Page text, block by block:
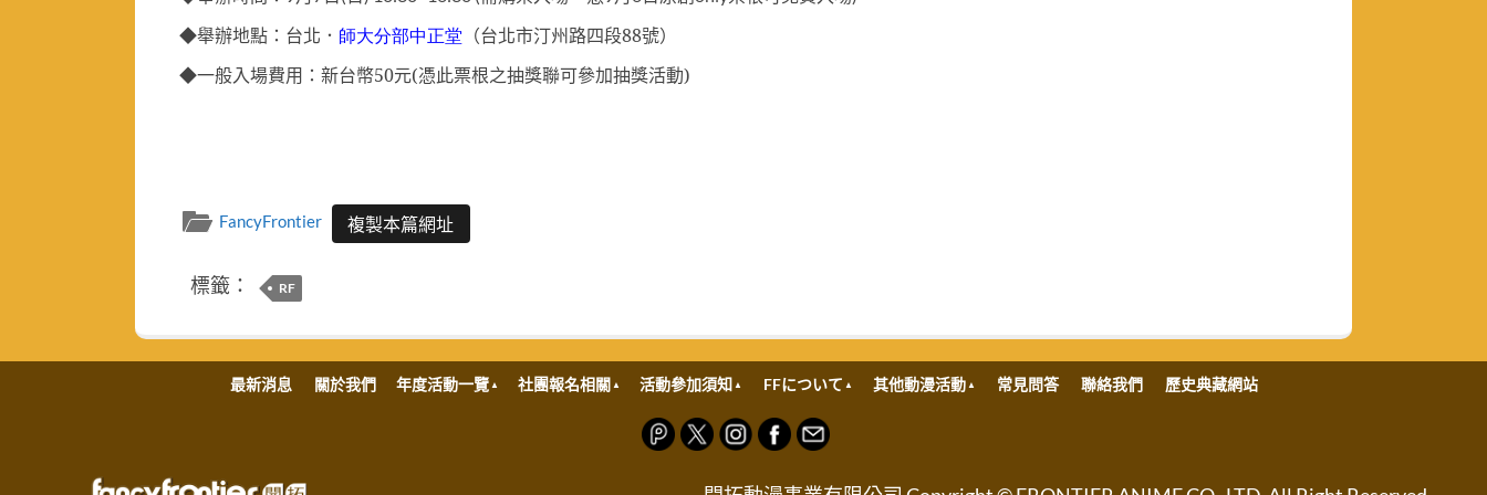
◆舉辦地點：台北． 師大分部中正堂 （台北市汀州路四段88號）
◆一般入場費用：新台幣50元(憑此票根之抽獎聯可參加抽獎活動)
FancyFrontier 複製本篇網址
標籤： RF
最新消息 關於我們 年度活動一覽 社團報名相關 活動參加須知 FFについて 其他動漫活動 常見問答 聯絡我們 歷史典藏網站